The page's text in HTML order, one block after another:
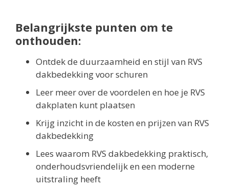
Belangrijkste punten om te
onthouden:
Ontdek de duurzaamheid en stijl van RVS
dakbedekking voor schuren
Leer meer over de voordelen en hoe je RVS
dakplaten kunt plaatsen
Krijg inzicht in de kosten en prijzen van RVS
dakbedekking
Lees waarom RVS dakbedekking praktisch,
onderhoudsvriendelijk en een moderne
uitstraling heeft